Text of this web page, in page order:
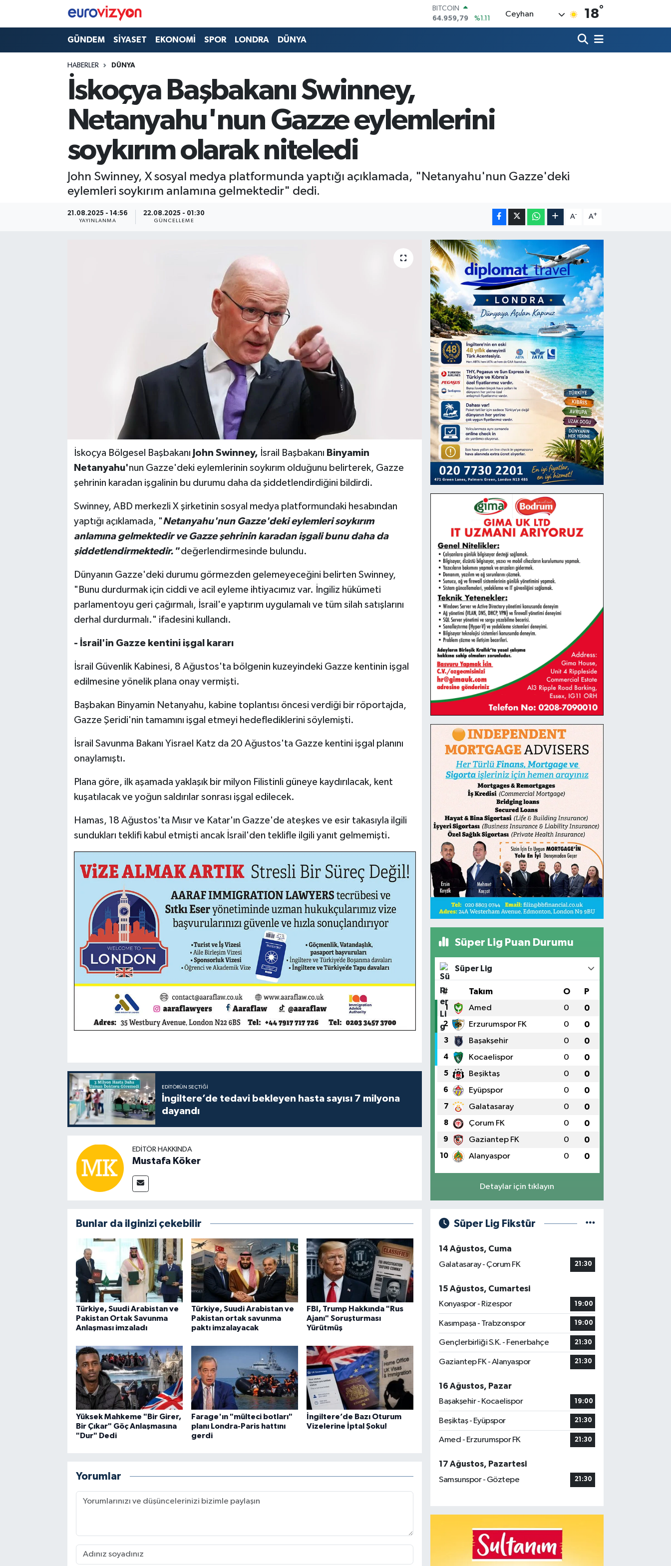
DOLAR
47,7436
%0.18
EURO
BITCOIN
64.959,79
%1.11
Ceyhan 18°
GÜNDEM SİYASET EKONOMİ SPOR LONDRA DÜNYA
HABERLER DÜNYA
İskoçya Başbakanı Swinney,
Netanyahu'nun Gazze eylemlerini
soykırım olarak niteledi
John Swinney, X sosyal medya platformunda yaptığı açıklamada, "Netanyahu'nun Gazze'deki
eylemleri soykırım anlamına gelmektedir" dedi.
21.08.2025 - 14:56
YAYINLANMA
22.08.2025 - 01:30
GÜNCELLEME
A- A+
İskoçya Bölgesel Başbakanı John Swinney, İsrail Başbakanı Binyamin
Netanyahu'nun Gazze'deki eylemlerinin soykırım olduğunu belirterek, Gazze
şehrinin karadan işgalinin bu durumu daha da şiddetlendirdiğini bildirdi.
Swinney, ABD merkezli X şirketinin sosyal medya platformundaki hesabından
yaptığı açıklamada, "Netanyahu'nun Gazze'deki eylemleri soykırım
anlamına gelmektedir ve Gazze şehrinin karadan işgali bunu daha da
şiddetlendirmektedir."değerlendirmesinde bulundu.
Dünyanın Gazze'deki durumu görmezden gelemeyeceğini belirten Swinney,
"Bunu durdurmak için ciddi ve acil eyleme ihtiyacımız var. İngiliz hükümeti
parlamentoyu geri çağırmalı, İsrail'e yaptırım uygulamalı ve tüm silah satışlarını
derhal durdurmalı." ifadesini kullandı.
- İsrail'in Gazze kentini işgal kararı
İsrail Güvenlik Kabinesi, 8 Ağustos'ta bölgenin kuzeyindeki Gazze kentinin işgal
edilmesine yönelik plana onay vermişti.
Başbakan Binyamin Netanyahu, kabine toplantısı öncesi verdiği bir röportajda,
Gazze Şeridi'nin tamamını işgal etmeyi hedeflediklerini söylemişti.
İsrail Savunma Bakanı Yisrael Katz da 20 Ağustos'ta Gazze kentini işgal planını
onaylamıştı.
Plana göre, ilk aşamada yaklaşık bir milyon Filistinli güneye kaydırılacak, kent
kuşatılacak ve yoğun saldırılar sonrası işgal edilecek.
Hamas, 18 Ağustos'ta Mısır ve Katar'ın Gazze'de ateşkes ve esir takasıyla ilgili
sundukları teklifi kabul etmişti ancak İsrail'den teklifle ilgili yanıt gelmemişti.
EDITÖRÜN SEÇTIĞI
İngiltere’de tedavi bekleyen hasta sayısı 7 milyona
dayandı
EDITÖR HAKKINDA
Mustafa Köker
Bunlar da ilginizi çekebilir
Türkiye, Suudi Arabistan ve
Pakistan Ortak Savunma
Anlaşması imzaladı
Türkiye, Suudi Arabistan ve
Pakistan ortak savunma
paktı imzalayacak
FBI, Trump Hakkında "Rus
Ajanı" Soruşturması
Yürütmüş
Yüksek Mahkeme "Bir Girer,
Bir Çıkar" Göç Anlaşmasına
"Dur" Dedi
Farage'ın "mülteci botları"
planı Londra-Paris hattını
gerdi
İngiltere’de Bazı Oturum
Vizelerine İptal Şoku!
Yorumlar
Süper Lig Puan Durumu
Süper Lig
# Takım O P
1 Amed 0 0
2 Erzurumspor FK 0 0
3 Başakşehir 0 0
4 Kocaelispor 0 0
5 Beşiktaş 0 0
6 Eyüpspor 0 0
7 Galatasaray 0 0
8 Çorum FK 0 0
9 Gaziantep FK 0 0
10 Alanyaspor 0 0
Detaylar için tıklayın
Süper Lig Fikstür
14 Ağustos, Cuma
Galatasaray - Çorum FK
21:30
15 Ağustos, Cumartesi
Konyaspor - Rizespor
19:00
Kasımpaşa - Trabzonspor 19:00
Gençlerbirliği S.K. - Fenerbahçe 21:30
Gaziantep FK - Alanyaspor 21:30
16 Ağustos, Pazar
Başakşehir - Kocaelispor
19:00
Beşiktaş - Eyüpspor 21:30
Amed - Erzurumspor FK 21:30
17 Ağustos, Pazartesi
Samsunspor - Göztepe
21:30